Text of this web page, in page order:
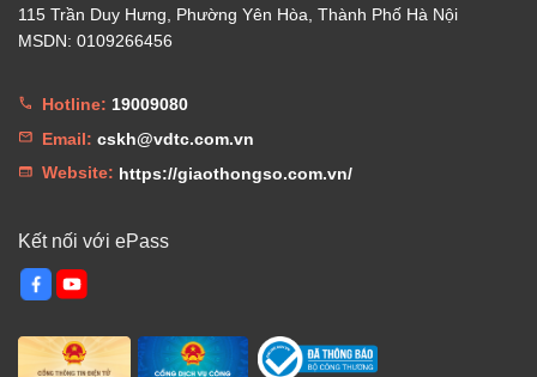
115 Trần Duy Hưng, Phường Yên Hòa, Thành Phố Hà Nội
MSDN: 0109266456
Hotline: 19009080
Email: cskh@vdtc.com.vn
Website: https://giaothongso.com.vn/
Kết nối với ePass